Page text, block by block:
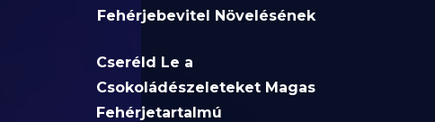
Fehérjebevitel Növelésének
Cseréld Le a
Csokoládészeleteket Magas
Fehérjetartalmú